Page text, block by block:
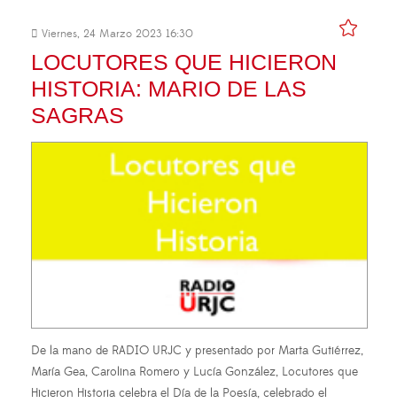
Viernes, 24 Marzo 2023 16:30
LOCUTORES QUE HICIERON
HISTORIA: MARIO DE LAS
SAGRAS
De la mano de RADIO URJC y presentado por Marta Gutiérrez,
María Gea, Carolina Romero y Lucía González, Locutores que
Hicieron Historia celebra el Día de la Poesía, celebrado el